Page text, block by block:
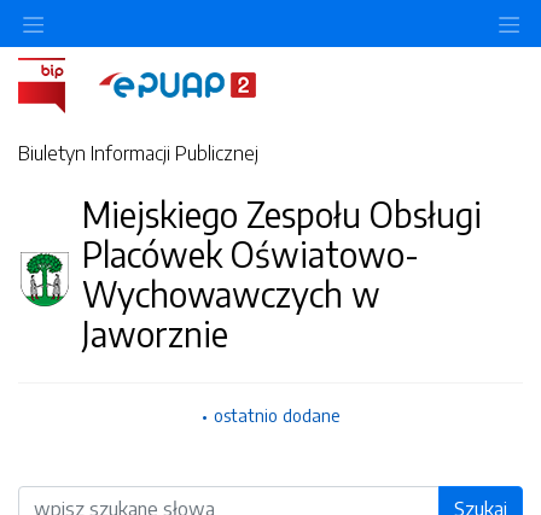
Biuletyn Informacji Publicznej
Miejskiego Zespołu Obsługi
Placówek Oświatowo-
Wychowawczych w
Jaworznie
ostatnio dodane
Wyszukiwarka Szukaj